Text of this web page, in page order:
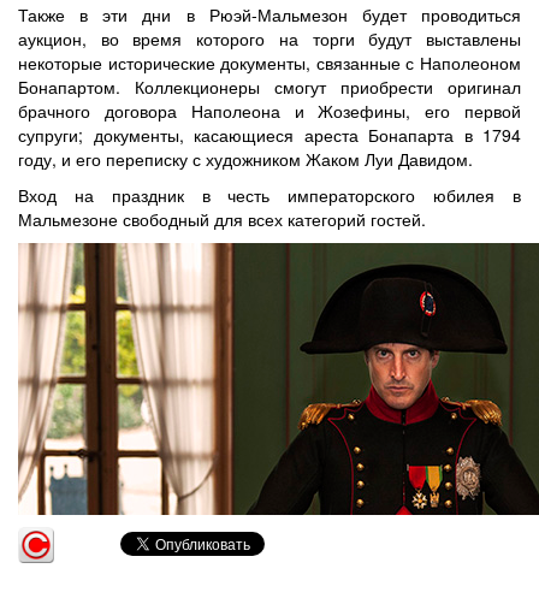
Также в эти дни в Рюэй-Мальмезон будет проводиться
аукцион, во время которого на торги будут выставлены
некоторые исторические документы, связанные с Наполеоном
Бонапартом. Коллекционеры смогут приобрести оригинал
брачного договора Наполеона и Жозефины, его первой
супруги; документы, касающиеся ареста Бонапарта в 1794
году, и его переписку с художником Жаком Луи Давидом.
Вход на праздник в честь императорского юбилея в
Мальмезоне свободный для всех категорий гостей.